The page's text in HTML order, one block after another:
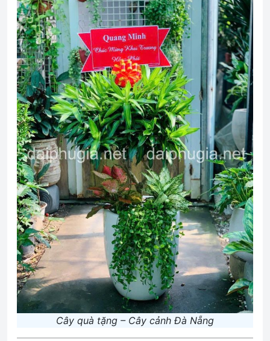
Cây quà tặng – Cây cảnh Đà Nẵng